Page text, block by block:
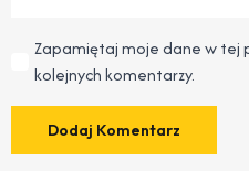
Zapamiętaj moje dane w tej
kolejnych komentarzy.